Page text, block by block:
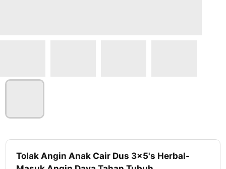
Tolak Angin Anak Cair Dus 3x5's Herbal-
Lewati
awal